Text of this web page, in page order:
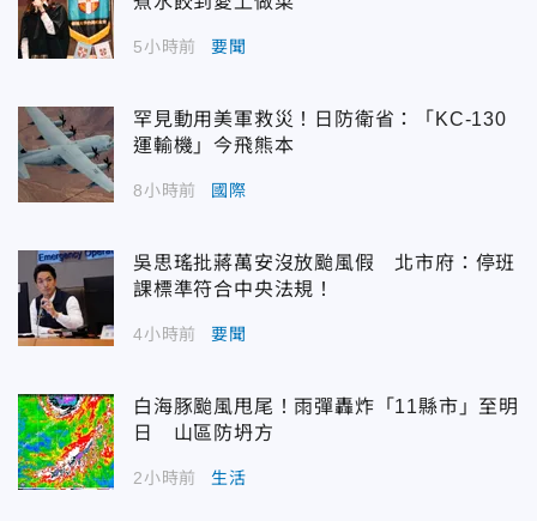
5小時前 要聞
罕見動用美軍救災！日防衛省：「KC-130
運輸機」今飛熊本
8小時前 國際
吳思瑤批蔣萬安沒放颱風假 北市府：停班
課標準符合中央法規！
4小時前 要聞
白海豚颱風甩尾！雨彈轟炸「11縣市」至明
日 山區防坍方
2小時前 生活